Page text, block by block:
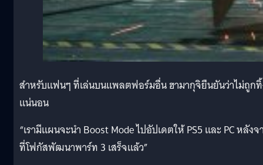
สำหรับแฟนๆ ที่เล่นบนแพลตฟอร์มอื่น ฮามากุจิยืนยันว่าไม่ถูก
แน่นอน
“เรามีแผนจะนำ Boost Mode ไปอัปเดตให้ PS5 และ PC หลังจ
ที่โฟกัสพัฒนาพาร์ท 3 เสร็จแล้ว”